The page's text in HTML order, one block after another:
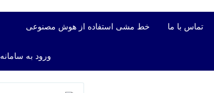
تماس با ما خط مشی استفاده از هوش مصنوعی
ورود به سامانه